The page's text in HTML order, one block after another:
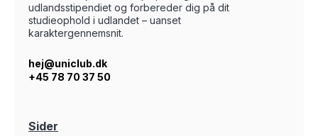
udlandsstipendiet og forbereder dig på dit
studieophold i udlandet – uanset
karaktergennemsnit.
hej@uniclub.dk
+45 78 70 37 50
Sider